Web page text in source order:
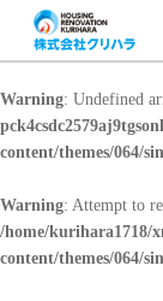
Warning: Undefined
content/themes/064/
Warning: Attempt to
/home/kurihara1718/
content/themes/064/